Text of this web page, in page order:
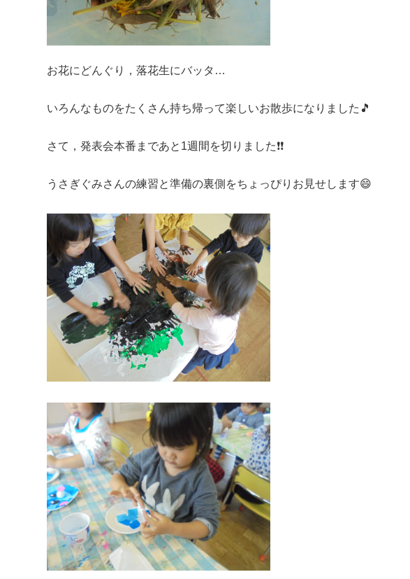
お花にどんぐり，落花生にバッタ…
いろんなものをたくさん持ち帰って楽しいお散歩になりました🎵
さて，発表会本番まであと1週間を切りました❗❗
うさぎぐみさんの練習と準備の裏側をちょっぴりお見せします😄